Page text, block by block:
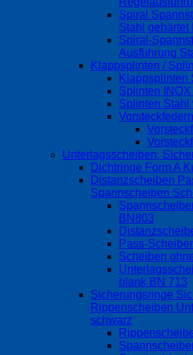
Spiral
Stahl gehärtet
Spiral-
Ausführung
Klappsplinten /
Klappsplinten
Splinten
Splinten Stahl
Unterlagsscheiben,
Dichtringe Form A
Distanzscheiben
Spannscheiben
BN803
Pass-
Scheiben
blank BN 713
Sicherungsringe
Rippenscheiben
schwarz